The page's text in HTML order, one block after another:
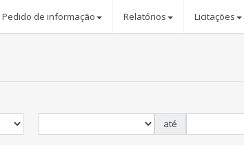
Pedido de informação Relatórios Licitações
até